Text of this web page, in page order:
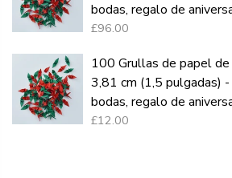
bodas, regalo de
£96.00
100 Grullas de papel de
3,81 cm (1,5 pulgadas) -
bodas, regalo de
£12.00